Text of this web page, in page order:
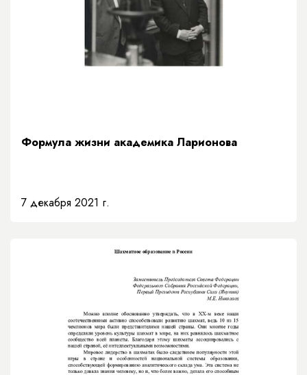
Формула жизни академика Ларионова
7 декабря 2021 г.